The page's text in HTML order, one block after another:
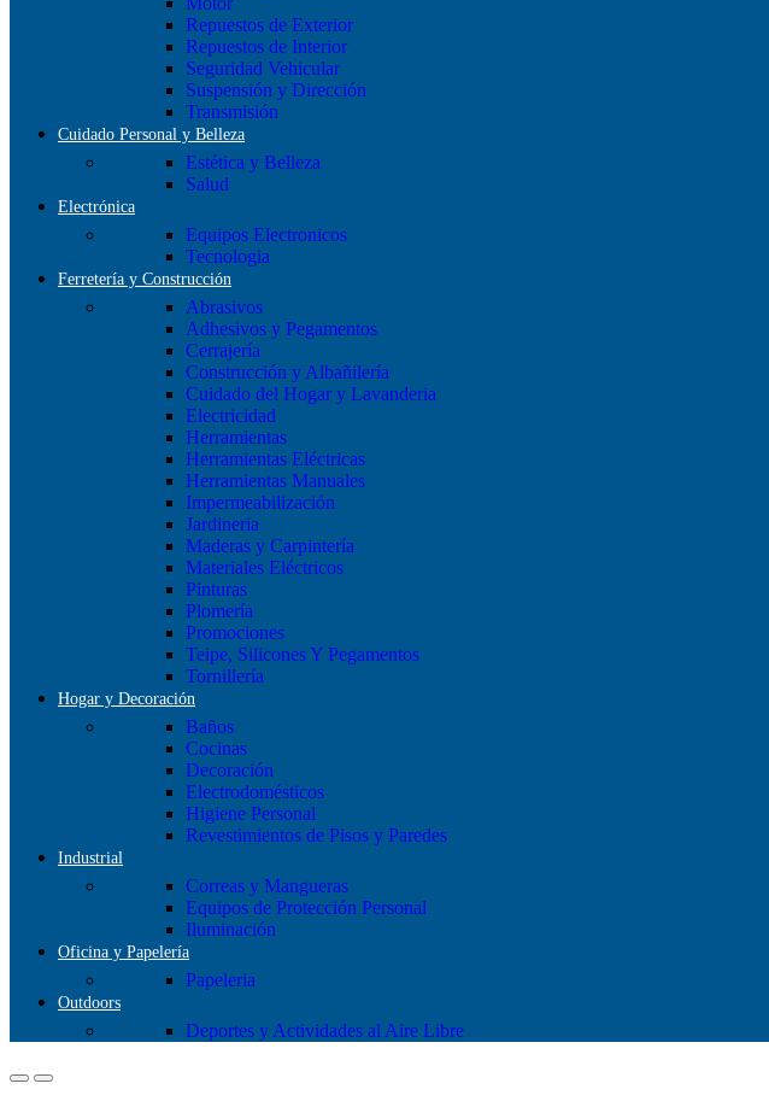
Repuestos de Exterior
Repuestos de Interior
Seguridad Vehicular
Suspensión y Dirección
Transmisión
Cuidado Personal y Belleza
Estética y Belleza
Salud
Electrónica
Equipos Electronicos
Tecnologia
Ferretería y Construcción
Abrasivos
Adhesivos y Pegamentos
Cerrajería
Construcción y Albañilería
Cuidado del Hogar y Lavanderia
Electricidad
Herramientas
Herramientas Eléctricas
Herramientas Manuales
Impermeabilización
Jardineria
Maderas y Carpintería
Materiales Eléctricos
Pinturas
Plomería
Promociones
Teipe, Silicones Y Pegamentos
Tornillería
Hogar y Decoración
Baños
Cocinas
Decoración
Electrodomésticos
Higiene Personal
Revestimientos de Pisos y Paredes
Industrial
Correas y Mangueras
Equipos de Protección Personal
Iluminación
Oficina y Papelería
Papeleria
Outdoors
Deportes y Actividades al Aire Libre